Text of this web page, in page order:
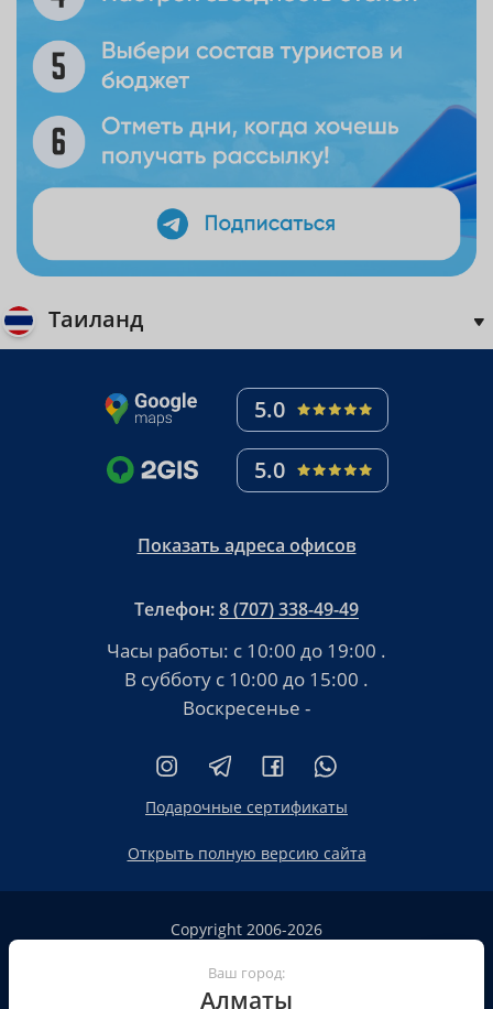
Таиланд
5.0
5.0
Показать адреса офисов
Телефон:8 (707) 338-49-49
Часы работы: с 10:00 до 19:00 .
В субботу с 10:00 до 15:00 .
Воскресенье -
Подарочные сертификаты
Открыть полную версию сайта
Copyright 2006-2026
Сайт не является публичной офертой
Пользовательское соглашение
Ваш город:
Алматы